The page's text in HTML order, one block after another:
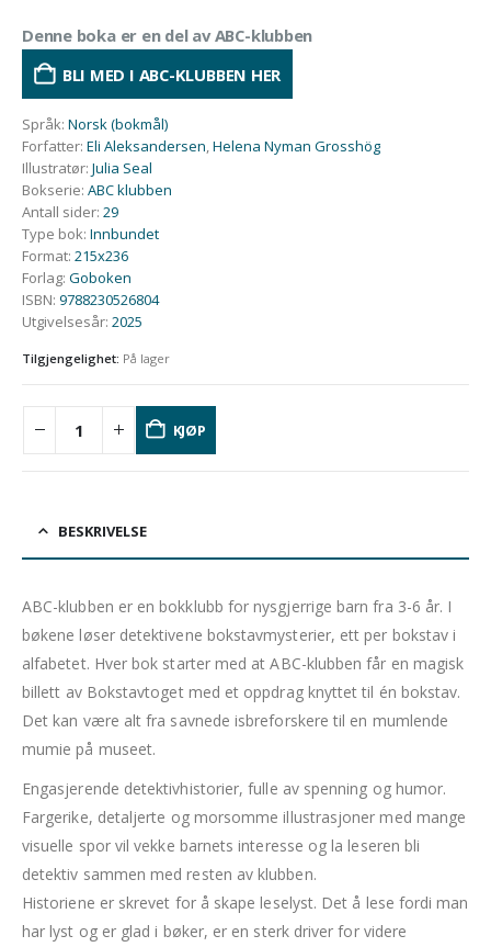
Denne boka er en del av ABC-klubben
BLI MED I ABC-KLUBBEN HER
Språk: Norsk (bokmål)
Forfatter: Eli Aleksandersen,Helena Nyman Grosshög
Illustratør: Julia Seal
Bokserie: ABC klubben
Antall sider: 29
Type bok: Innbundet
Format: 215x236
Forlag: Goboken
ISBN: 9788230526804
Utgivelsesår: 2025
Tilgjengelighet: På lager
KJØP
BESKRIVELSE
ABC-klubben er en bokklubb for nysgjerrige barn fra 3-6 år. I
bøkene løser detektivene bokstavmysterier, ett per bokstav i
alfabetet. Hver bok starter med at ABC-klubben får en magisk
billett av Bokstavtoget med et oppdrag knyttet til én bokstav.
Det kan være alt fra savnede isbreforskere til en mumlende
mumie på museet.
Engasjerende detektivhistorier, fulle av spenning og humor.
Fargerike, detaljerte og morsomme illustrasjoner med mange
visuelle spor vil vekke barnets interesse og la leseren bli
detektiv sammen med resten av klubben.
Historiene er skrevet for å skape leselyst. Det å lese fordi man
har lyst og er glad i bøker, er en sterk driver for videre